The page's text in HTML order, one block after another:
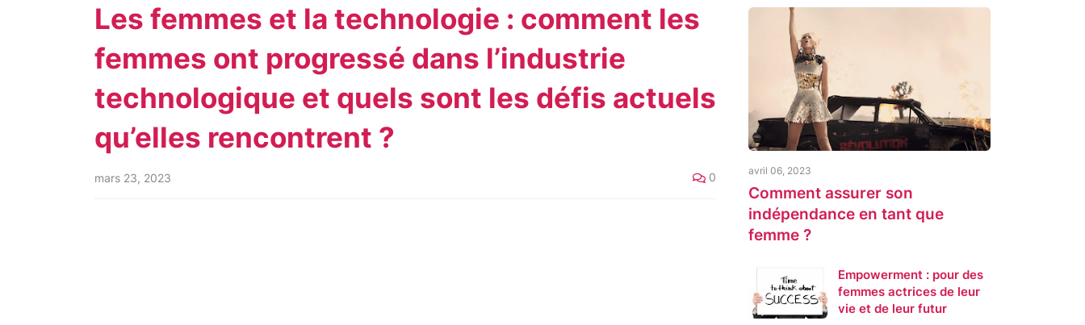
Les femmes et la technologie : comment les
femmes ont progressé dans l’industrie
technologique et quels sont les défis actuels
qu’elles rencontrent ?
mars 23, 2023 0 avril 06, 2023
Comment assurer son
indépendance en tant que
femme ?
Empowerment : pour des
femmes actrices de leur
vie et de leur futur